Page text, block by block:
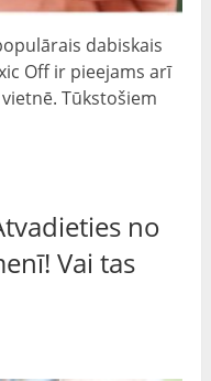
dabiskais
Off ir pieejams arī
Tūkstošiem
no
Vai tas